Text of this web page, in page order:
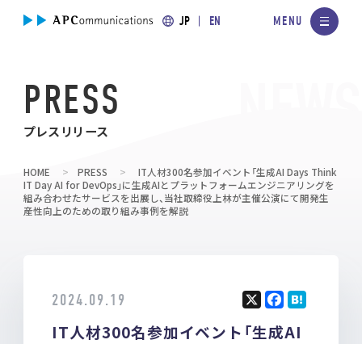
JP EN
PRESS
プレスリリース
HOME PRESS
IT人材300名参加イベント「生成AI Days Think
IT Day AI for DevOps」に生成AIとプラットフォームエンジニアリングを
組み合わせたサービスを出展し、当社取締役上林が主催公演にて開発生
産性向上のための取り組み事例を解説
2024.09.19
IT人材300名参加イベント「生成AI
a at